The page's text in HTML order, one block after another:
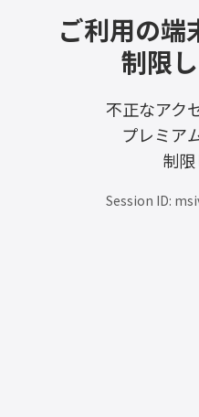
ご利用の端
制限
不正なアク
プレミア
制限
Session ID: